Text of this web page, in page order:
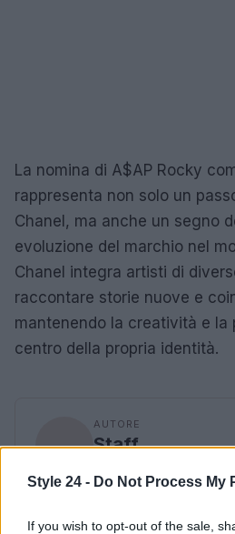
Style 24 - Do Not Process My
If you wish to opt-out of the sale,
La nomina di A$AP Rocky
rappresenta non solo un
Chanel, ma anche un segno
evoluzione del marchio nel
Chanel integra artisti di
raccontare storie nuove e
mantenendo la creatività e la
centro della propria identità.
AUTORE
Staff